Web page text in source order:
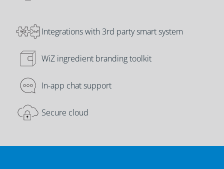
Integrations with 3rd party smart system
WiZ ingredient branding toolkit
In-app chat support
Secure cloud